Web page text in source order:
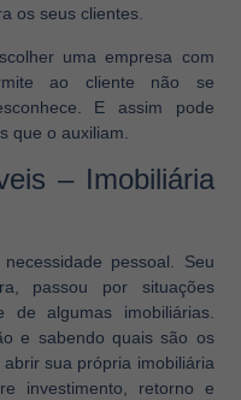
os seus clientes.
uma empresa com
ao cliente não se
E assim pode
que o auxiliam.
– Imobiliária
pessoal. Seu
passou por situações
de algumas imobiliárias.
e sabendo quais são os
sua própria imobiliária
investimento, retorno e